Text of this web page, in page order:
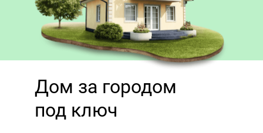
Дом за городом
под ключ